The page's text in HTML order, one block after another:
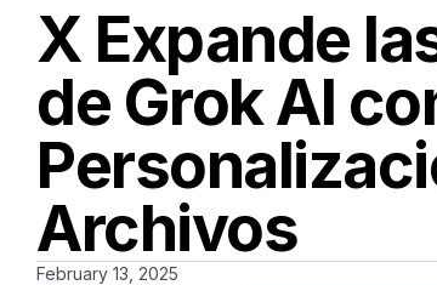
X Expande
de Grok AI
Archivos
February 13, 2025